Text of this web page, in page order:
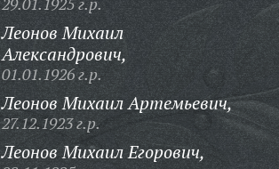
Леонов Михаил
Александрович,
01.01.1926 г.р.
Леонов Михаил Артемьевич,
27.12.1923 г.р.
Леонов Михаил Егорович,